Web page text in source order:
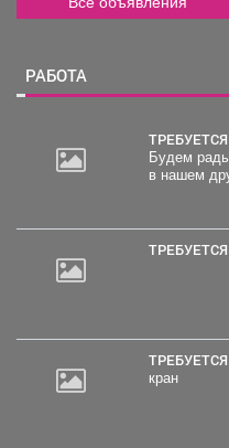
РАБОТА
Будем
в нашем
кран